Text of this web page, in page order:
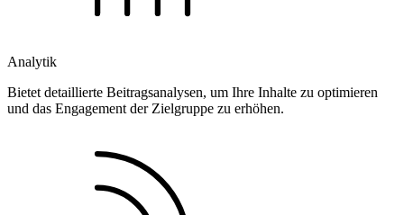
Analytik
Bietet detaillierte Beitragsanalysen, um Ihre Inhalte zu optimieren
und das Engagement der Zielgruppe zu erhöhen.